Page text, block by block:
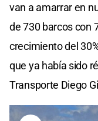
van a amarrar en
de 730 barcos con
crecimiento del
que ya había sido
Transporte Diego